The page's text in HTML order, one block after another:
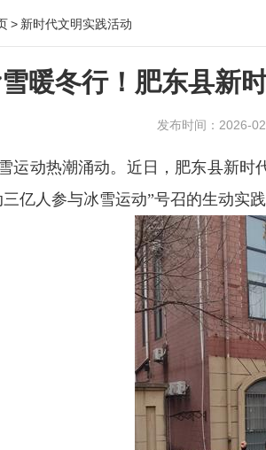
> 新时代文明实践活动
暖冬行！肥东县新
发布时间：2026-
运动热潮涌动。近日，肥东县新
亿人参与冰雪运动”号召的生动实